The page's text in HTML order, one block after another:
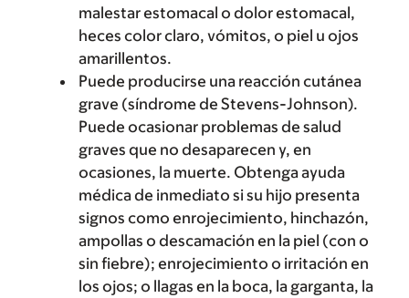
malestar estomacal o dolor estomacal,
heces color claro, vómitos, o piel u ojos
amarillentos.
Puede producirse una reacción cutánea
grave (síndrome de Stevens-Johnson).
Puede ocasionar problemas de salud
graves que no desaparecen y, en
ocasiones, la muerte. Obtenga ayuda
médica de inmediato si su hijo presenta
signos como enrojecimiento, hinchazón,
ampollas o descamación en la piel (con o
sin fiebre); enrojecimiento o irritación en
los ojos; o llagas en la boca, la garganta, la